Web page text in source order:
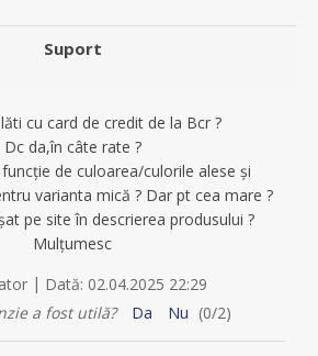
Suport
cu card de credit de la Bcr ?
Dc da,în câte rate ?
de culoarea/culorile alese și
varianta mică ? Dar pt cea mare ?
pe site în descrierea produsului ?
Mulțumesc
| Dată: 02.04.2025 22:29
a fost utilă?
Da Nu (0/2)